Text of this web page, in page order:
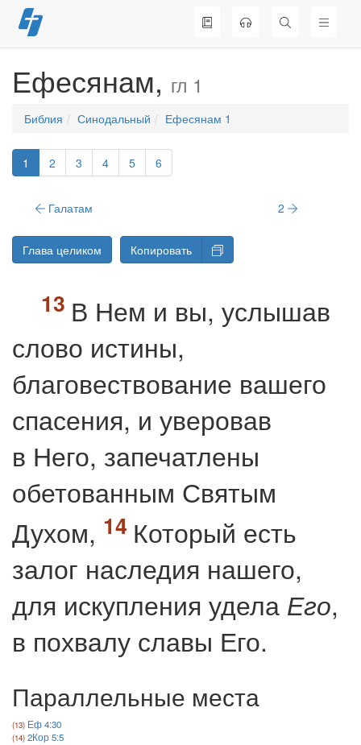
Перейти
к
Ефесянам, гл 1
Библия Синодальный Ефесянам 1
1 2 3 4 5 6
Галатам 2
Глава целиком Копировать
В Нем и вы, услышав
слово истины,
благовествование вашего
спасения, и уверовав
в Него, запечатлены
обетованным Святым
Духом,
Который есть
залог наследия нашего,
для искупления удела Его,
в похвалу славы Его.
Параллельные места
Еф 4:30
2Кор 5:5